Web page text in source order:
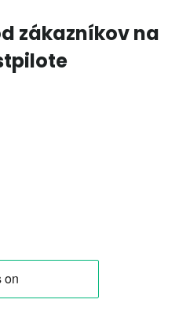
zákazníkov na